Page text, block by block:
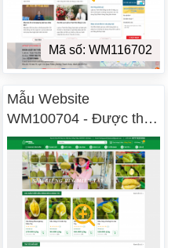
Mã số: WM116702
Mẫu Website
WM100704 - Được thiết
kế tại Sơn La